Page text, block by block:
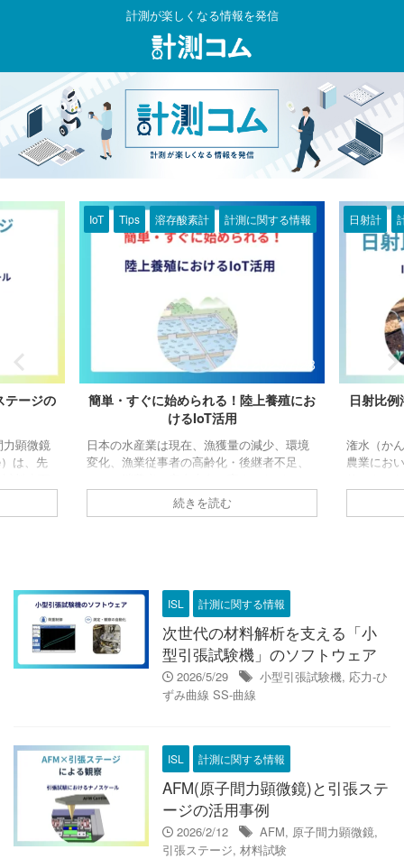
計測が楽しくなる情報を発信
計測に関する情報
！陸上養殖にお
量の減少、環境
・後継者不足、
ます。漁獲量の
投資や燃料費の
給の新たな解決
目を集めていま
養殖は、海や川な
た陸地の施設
日射計 計測に関する情報
2025/7/1
日射比例潅水について - スマート農業に
おける日射計の活用
潅水（かんすい：水やり）の重要性と課題
農業において潅水（水やり）は、最も基本
す。水が多すぎれば根腐れや病気の原因と
なり、少なすぎれば生育不良や収量減につ
んすい）」という技術です。 日射比例潅水
の基本 日射比例潅水とは 日射比日射比例潅
水は、太陽光の強さ＝日射量に応じて潅水
量を自動的に調整する技術です。スマート
農業の中核 ...
続きを読む
ISL 計測に関する情報
次世代の材料解析を支える「小
型引張試験機」のソフトウェア
2026/5/29 小型引張試験機, 応力-ひ
ずみ曲線 SS-曲線
ISL 計測に関する情報
AFM(原子間力顕微鏡)と引張ステ
ージの活用事例
2026/2/12 AFM, 原子間力顕微鏡,
引張ステージ, 材料試験